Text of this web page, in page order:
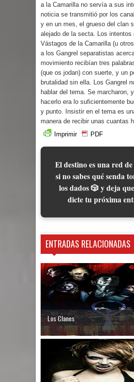
a la Camarilla no servía a sus
noticia se transmitió por los
y en un mes, el grueso del clan
alejado de la secta. Los intentos
Vástagos de la Camarilla (u
a los Gangrel separatistas
movimiento recibían tres
(que os jodan) con suerte, y un
brutalidad sin ella. Los Gangrel
hablar del tema. Se marcharon,
hacerlo era lo suficientemente
y punto. Insistir en el tema es
manera de recibir unas cuantas
Imprimir
PDF
El destino es una red
si no sabes qué senda
los dados 🎲 y deja
dicte tu próxima
ENTRADAS RELACIONADAS
Los Clanes